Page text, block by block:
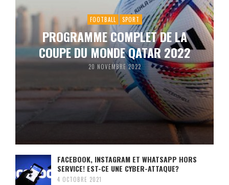
FOOTBALL SPORT
PROGRAMME COMPLET DE LA
COUPE DU MONDE QATAR 2022
20 NOVEMBRE 2022
FACEBOOK, INSTAGRAM ET WHATSAPP HORS
SERVICE! EST-CE UNE CYBER-ATTAQUE?
4 OCTOBRE 2021